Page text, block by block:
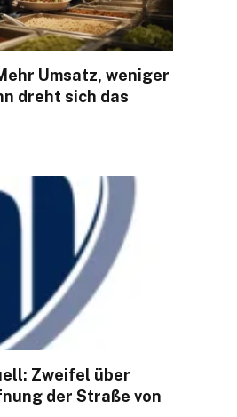
Umsatz, weniger
dreht sich das
Zweifel über
der Straße von